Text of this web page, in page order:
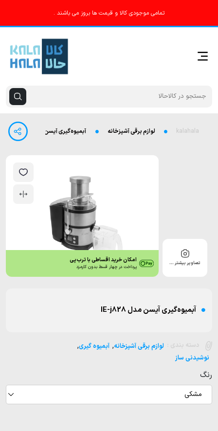
تمامی موجودی کالا و قیمت ها بروز می باشند .
kalahala لوازم برقی آشپزخانه آبمیوه‌گیری آیسن مدل IE-j828
تصاویر بیشتر … امکان خرید اقساطی با ترب‌پی
پرداخت در چهار قسط بدون کارمزد
آبمیوه‌گیری آیسن مدل IE-j828
لوازم برقی آشپزخانه, آبمیوه گیری,
نوشیدنی ساز
رنگ
مشکی